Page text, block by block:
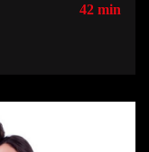
42 min